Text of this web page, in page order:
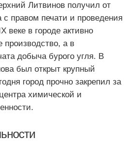
Литвинов получил от
с правом печати и проведения
веке в городе активно
производство, а в
добыча бурого угля. В
был открыт крупный
город прочно закрепил за
химической и